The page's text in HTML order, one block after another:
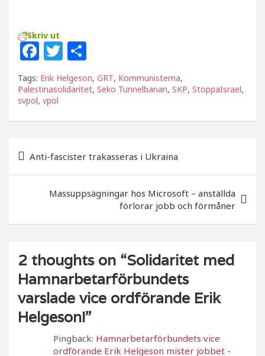
Skriv ut
F
a
c
e
b
o
k
T
w
itt
r
el
a
Tags: Erik Helgeson, GRT, Kommunisterna,
Palestinasolidaritet, Seko Tunnelbanan, SKP, StoppaIsrael,
svpol, vpol
Inläggsnavigering
Anti-fascister trakasseras i Ukraina
Massuppsägningar hos Microsoft – anställda
förlorar jobb och förmåner
2 thoughts on “Solidaritet med
Hamnarbetarförbundets
varslade vice ordförande Erik
Helgeson!”
Pingback: Hamnarbetarförbundets vice
ordförande Erik Helgeson mister jobbet -